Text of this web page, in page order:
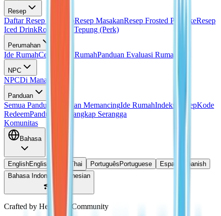
Resep
Daftar Resep LengkapResep MasakanResep Frosted PancakeResep
Iced DrinkRoti Tanpa Tepung (Perk)
Perumahan
Ide RumahCetak Biru RumahPanduan Evaluasi Rumah
NPC
NPCDi Mana Doris?
Panduan
Semua Panduan Panduan MemancingIde RumahIndeks ResepKode
RedeemPanduan Menangkap Serangga
Komunitas
Bahasa
EnglishEnglish Thai Português Portuguese Español
Spanish
Bahasa Indonesia
Indonesian
Crafted by Heartopia Community